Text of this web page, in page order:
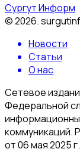
Сургут Информ
©2026.
Новости
Статьи
О нас
Сетевое
Федеральной
от 06 мая 2025